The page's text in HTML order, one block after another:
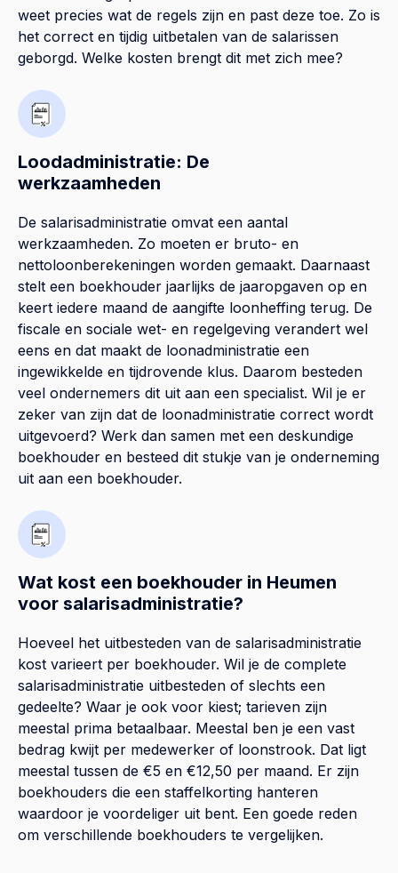
weet precies wat de regels zijn en past deze toe. Zo is
het correct en tijdig uitbetalen van de salarissen
geborgd. Welke kosten brengt dit met zich mee?
Loodadministratie: De
werkzaamheden
De salarisadministratie omvat een aantal
werkzaamheden. Zo moeten er bruto- en
nettoloonberekeningen worden gemaakt. Daarnaast
stelt een boekhouder jaarlijks de jaaropgaven op en
keert iedere maand de aangifte loonheffing terug. De
fiscale en sociale wet- en regelgeving verandert wel
eens en dat maakt de loonadministratie een
ingewikkelde en tijdrovende klus. Daarom besteden
veel ondernemers dit uit aan een specialist. Wil je er
zeker van zijn dat de loonadministratie correct wordt
uitgevoerd? Werk dan samen met een deskundige
boekhouder en besteed dit stukje van je onderneming
uit aan een boekhouder.
Wat kost een boekhouder in Heumen
voor salarisadministratie?
Hoeveel het uitbesteden van de salarisadministratie
kost varieert per boekhouder. Wil je de complete
salarisadministratie uitbesteden of slechts een
gedeelte? Waar je ook voor kiest; tarieven zijn
meestal prima betaalbaar. Meestal ben je een vast
bedrag kwijt per medewerker of loonstrook. Dat ligt
meestal tussen de €5 en €12,50 per maand. Er zijn
boekhouders die een staffelkorting hanteren
waardoor je voordeliger uit bent. Een goede reden
om verschillende boekhouders te vergelijken.